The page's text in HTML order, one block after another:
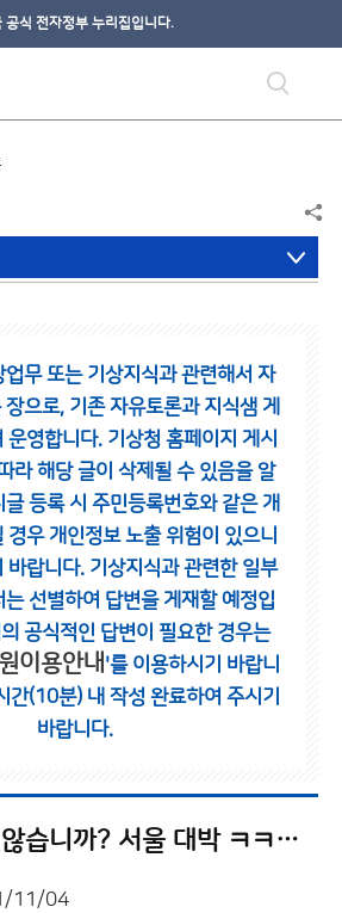
공식 전자정부 누리집입니다.
무 또는 기상지식과 관련해서 자
장으로, 기존 자유토론과 지식샘 게
운영합니다. 기상청 홈페이지 게시
라 해당 글이 삭제될 수 있음을 알
글 등록 시 주민등록번호와 같은 개
경우 개인정보 노출 위험이 있으니
바랍니다. 기상지식과 관련한 일부
선별하여 답변을 게재할 예정입
공식적인 답변이 필요한 경우는
이용안내 '를 이용하시기 바랍니
간(10분) 내 작성 완료하여 주시기
바랍니다.
진짜 신기하지 않습니까? 서울 대박 ㅋㅋㅋㅋㅋ
11/04